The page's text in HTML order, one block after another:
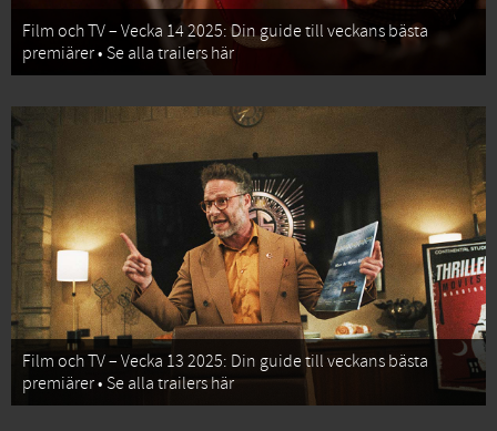
Film och TV – Vecka 14 2025: Din guide till veckans bästa
premiärer • Se alla trailers här
Film och TV – Vecka 13 2025: Din guide till veckans bästa
premiärer • Se alla trailers här